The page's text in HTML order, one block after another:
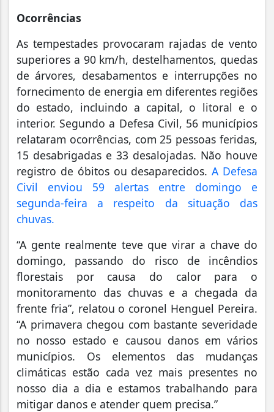
Ocorrências
As tempestades provocaram rajadas de vento
superiores a 90 km/h, destelhamentos, quedas
de árvores, desabamentos e interrupções no
fornecimento de energia em diferentes regiões
do estado, incluindo a capital, o litoral e o
interior. Segundo a Defesa Civil, 56 municípios
relataram ocorrências, com 25 pessoas feridas,
15 desabrigadas e 33 desalojadas. Não houve
registro de óbitos ou desaparecidos.A Defesa
Civil enviou 59 alertas entre domingo e
segunda-feira a respeito da situação das
chuvas.
“A gente realmente teve que virar a chave do
domingo, passando do risco de incêndios
florestais por causa do calor para o
monitoramento das chuvas e a chegada da
frente fria”, relatou o coronel Henguel Pereira.
“A primavera chegou com bastante severidade
no nosso estado e causou danos em vários
municípios. Os elementos das mudanças
climáticas estão cada vez mais presentes no
nosso dia a dia e estamos trabalhando para
mitigar danos e atender quem precisa.”